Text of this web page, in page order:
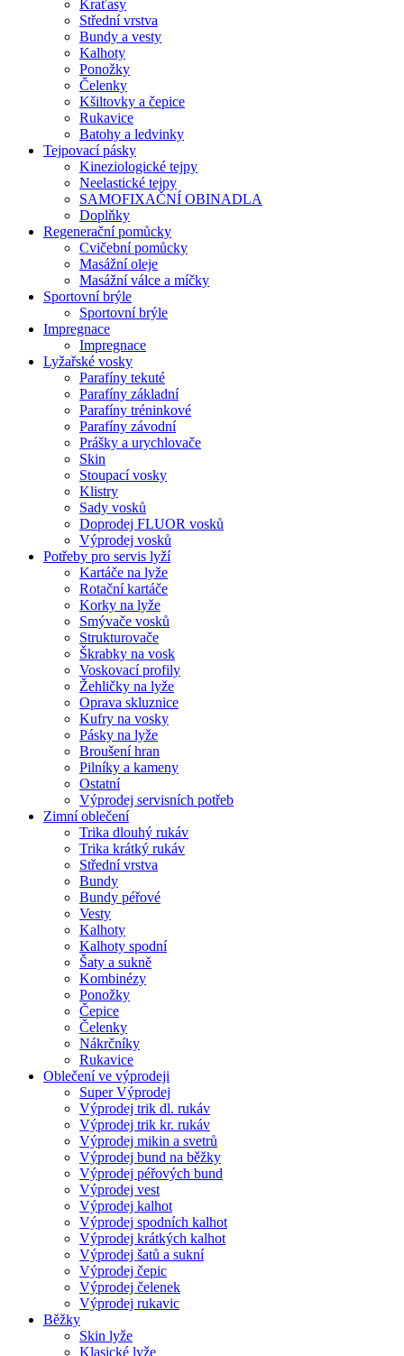
Kraťasy
Střední vrstva
Bundy a vesty
Kalhoty
Ponožky
Čelenky
Kšiltovky a čepice
Rukavice
Batohy a ledvinky
Tejpovací pásky
Kineziologické tejpy
Neelastické tejpy
SAMOFIXAČNÍ OBINADLA
Doplňky
Regenerační pomůcky
Cvičební pomůcky
Masážní oleje
Masážní válce a míčky
Sportovní brýle
Sportovní brýle
Impregnace
Impregnace
Lyžařské vosky
Parafíny tekuté
Parafíny základní
Parafíny tréninkové
Parafíny závodní
Prášky a urychlovače
Skin
Stoupací vosky
Klistry
Sady vosků
Doprodej FLUOR vosků
Výprodej vosků
Potřeby pro servis lyží
Kartáče na lyže
Rotační kartáče
Korky na lyže
Smývače vosků
Strukturovače
Škrabky na vosk
Voskovací profily
Žehličky na lyže
Oprava skluznice
Kufry na vosky
Pásky na lyže
Broušení hran
Pilníky a kameny
Ostatní
Výprodej servisních potřeb
Zimní oblečení
Trika dlouhý rukáv
Trika krátký rukáv
Střední vrstva
Bundy
Bundy péřové
Vesty
Kalhoty
Kalhoty spodní
Šaty a sukně
Kombinézy
Ponožky
Čepice
Čelenky
Nákrčníky
Rukavice
Oblečení ve výprodeji
Super Výprodej
Výprodej trik dl. rukáv
Výprodej trik kr. rukáv
Výprodej mikin a svetrů
Výprodej bund na běžky
Výprodej péřových bund
Výprodej vest
Výprodej kalhot
Výprodej spodních kalhot
Výprodej krátkých kalhot
Výprodej šatů a sukní
Výprodej čepic
Výprodej čelenek
Výprodej rukavic
Běžky
Skin lyže
Klasické lyže